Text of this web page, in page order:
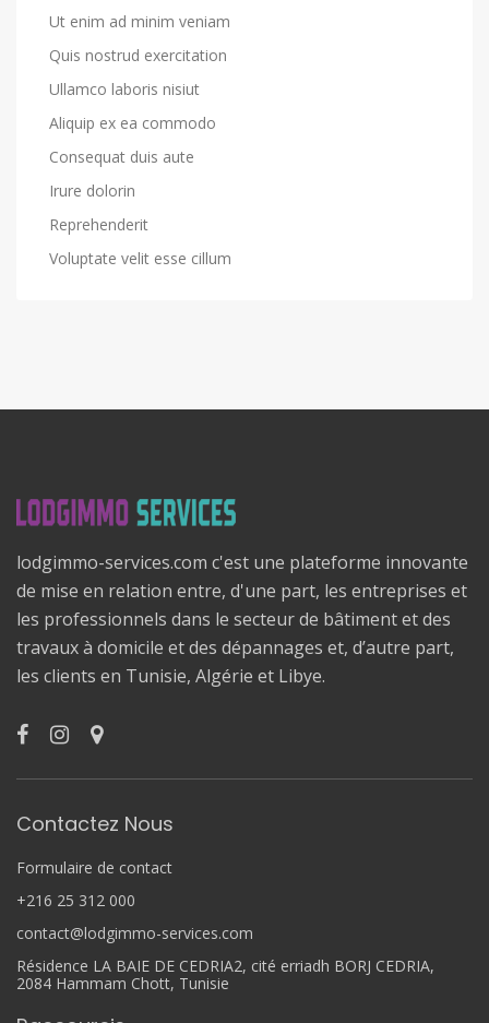
Ut enim ad minim veniam
Quis nostrud exercitation
Ullamco laboris nisiut
Aliquip ex ea commodo
Consequat duis aute
Irure dolorin
Reprehenderit
Voluptate velit esse cillum
lodgimmo-services.com c'est une plateforme innovante
de mise en relation entre, d'une part, les entreprises et
les professionnels dans le secteur de bâtiment et des
travaux à domicile et des dépannages et, d’autre part,
les clients en Tunisie, Algérie et Libye.
Contactez Nous
Formulaire de contact
+216 25 312 000
contact@lodgimmo-services.com
Résidence LA BAIE DE CEDRIA2, cité erriadh BORJ CEDRIA,
2084 Hammam Chott, Tunisie